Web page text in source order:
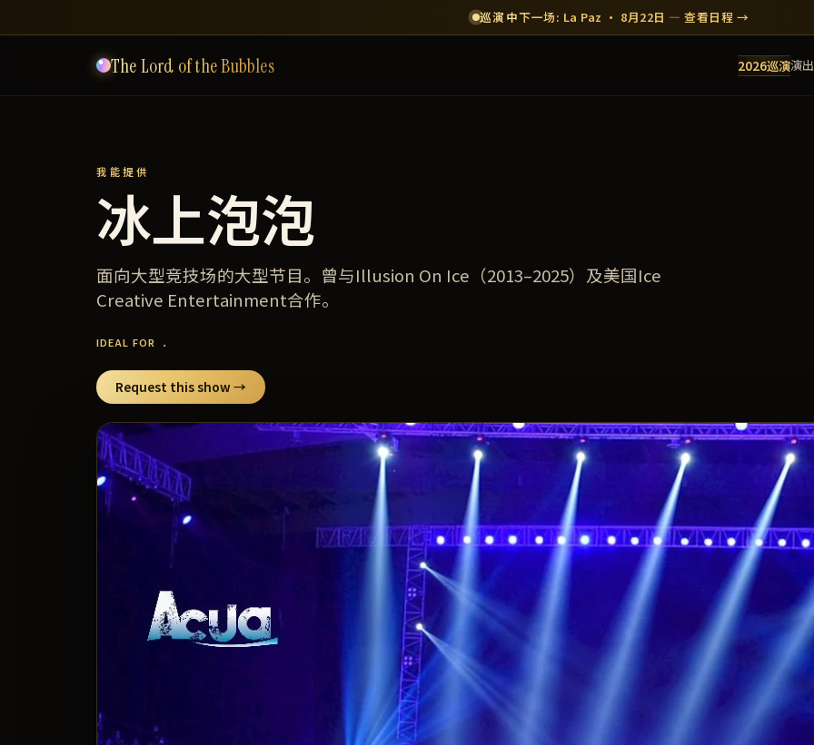
巡演中下一场: La Paz · 8月22日 — 查看日程 →
The Lord of the Bubbles 2026巡演演出
我能提供
冰上泡泡
面向大型竞技场的大型节目。曾与Illusion On Ice（2013–2025）及美国Ice
Creative Entertainment合作。
IDEAL FOR .
Request this show →